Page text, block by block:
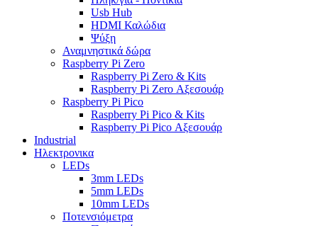
Usb Hub
HDMI Καλώδια
Ψύξη
Αναμνηστικά δώρα
Raspberry Pi Zero
Raspberry Pi Zero & Kits
Raspberry Pi Zero Αξεσουάρ
Raspberry Pi Pico
Raspberry Pi Pico & Kits
Raspberry Pi Pico Αξεσουάρ
Industrial
Ηλεκτρονικα
LEDs
3mm LEDs
5mm LEDs
10mm LEDs
Ποτενσιόμετρα